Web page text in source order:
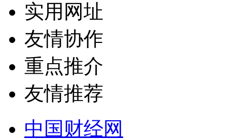
实用网址
友情协作
重点推介
友情推荐
中国财经网